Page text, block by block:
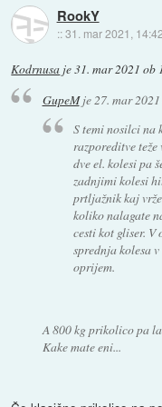
RookY
::31. mar 2021, 14:42
Kodrnusa je31. mar 2021 ob
GupeMje 27. mar
S temi nosilci na
razporeditve teže
dve el. kolesi pa
zadnjimi kolesi
prtljažnik kaj
koliko nalagate
cesti kot gliser. V
sprednja kolesa
oprijem.
A 800 kg prikolico pa
Kake mate eni...